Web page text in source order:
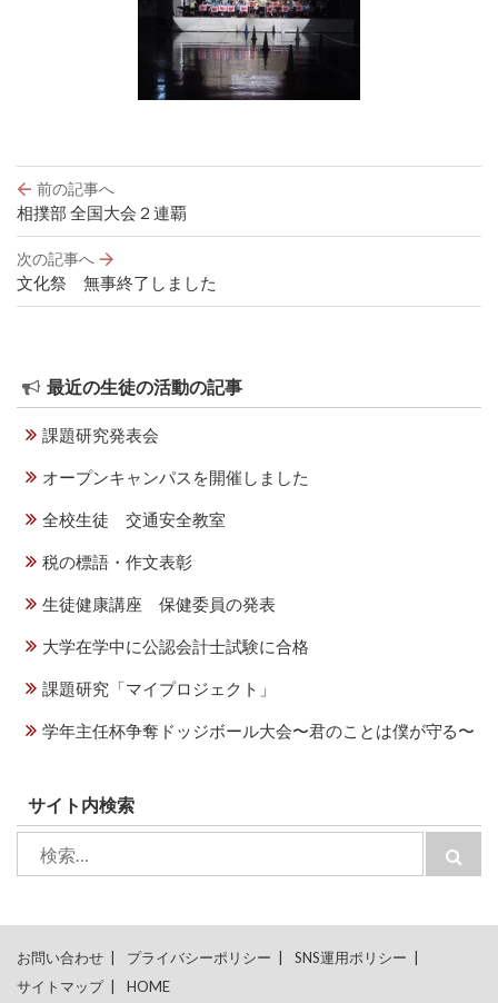
投
稿
ナ
ビ
ゲ
ー
ン
前の記事へ
相撲部 全国大会２連覇
次の記事へ
文化祭 無事終了しました
最近の生徒の活動の記事
課題研究発表会
オープンキャンパスを開催しました
全校生徒 交通安全教室
税の標語・作文表彰
生徒健康講座 保健委員の発表
大学在学中に公認会計士試験に合格
課題研究「マイプロジェクト」
学年主任杯争奪ドッジボール大会〜君のことは僕が守る〜
サイト内検索
索:
索
お問い合わせ プライバシーポリシー
SNS運用ポリシー
サイトマップ
HOME